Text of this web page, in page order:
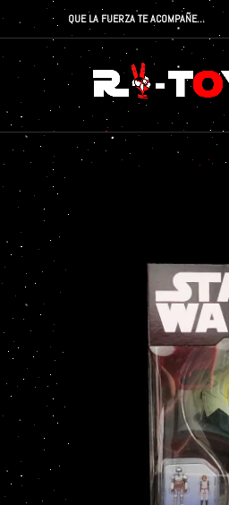
QUE LA FUERZA TE ACOMPAÑE…